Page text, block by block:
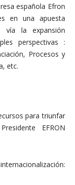
española Efron
en una apuesta
vía la expansión
perspectivas :
Procesos y
etc.
para triunfar
EFRON